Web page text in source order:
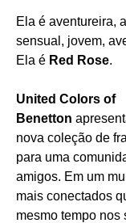
Ela é aventureira,
sensual, jovem,
Ela é Red Rose.
United Colors of
Benetton
nova coleção de
para uma
amigos. Em um
mais conectados
mesmo tempo nos